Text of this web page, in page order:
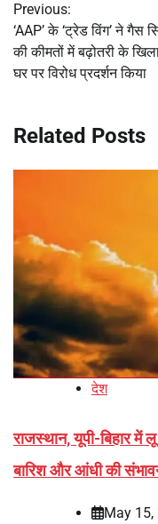
navigation
Previous:
‘AAP’ के ‘ट्रेड विंग’ ने गैस
की कीमतों में बढ़ोतरी के
घर पर विरोध प्रदर्शन किया
Related Posts
देश
राजस्थान, यूपी-बिहार में
बारिश और आंधी की
May 15,